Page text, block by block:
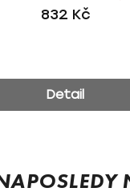
832 Kč
Detail